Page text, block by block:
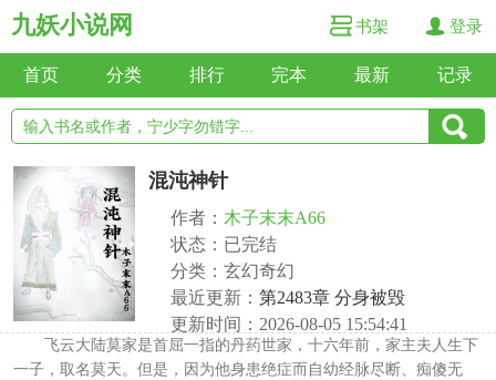
九妖小说网 书架 登录
首页 分类 排行 完本 最新 记录
混沌神针
作者： 木子末末A66
状态：已完结
分类：玄幻奇幻
最近更新： 第2483章 分身被毁
更新时间：2026-08-05 15:54:41
飞云大陆莫家是首屈一指的丹药世家，十六年前，家主夫人生下
一子，取名莫天。但是，因为他身患绝症而自幼经脉尽断、痴傻无